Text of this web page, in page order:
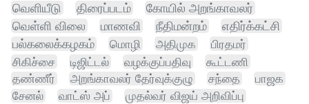
வெளியீடு
திரைப்படம்
கோயில் அறங்காவலர்
வெள்ளி விலை
மாணவி நீதிமன்றம்
எதிர்க்கட்சி
பல்கலைக்கழகம்
மொழி அதிமுக
பிரதமர்
சிகிச்சை
டிஜிட்டல் வழக்குப்பதிவு கூட்டணி
தண்ணீர் அறங்காவலர் தேர்வுக்குழு சந்தை
பாஜக
சேனல்
வாட்ஸ் அப்
முதல்வர் விஜய் அறிவிப்பு